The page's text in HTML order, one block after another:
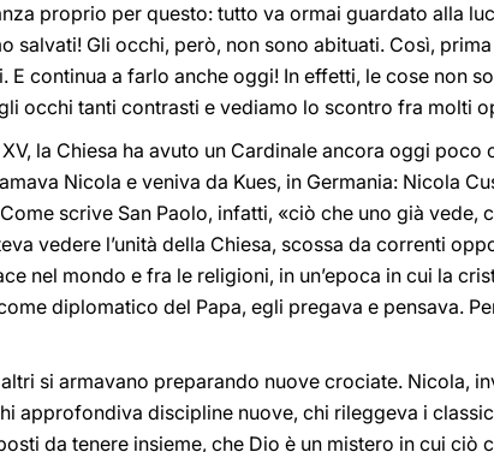
proprio per questo: tutto va ormai guardato alla
salvati! Gli occhi, però, non sono abituati. Così,
E continua a farlo anche oggi! In effetti, le cose non
occhi tanti contrasti e vediamo lo scontro fra molti
la Chiesa ha avuto un Cardinale ancora oggi poco
Nicola e veniva da Kues, in Germania: Nicola
scrive San Paolo, infatti, «ciò che uno già vede,
vedere l’unità della Chiesa, scossa da correnti
nel mondo e fra le religioni, in un’epoca in cui la
diplomatico del Papa, egli pregava e pensava.
si armavano preparando nuove crociate. Nicola,
approfondiva discipline nuove, chi rileggeva i
da tenere insieme, che Dio è un mistero in cui ciò